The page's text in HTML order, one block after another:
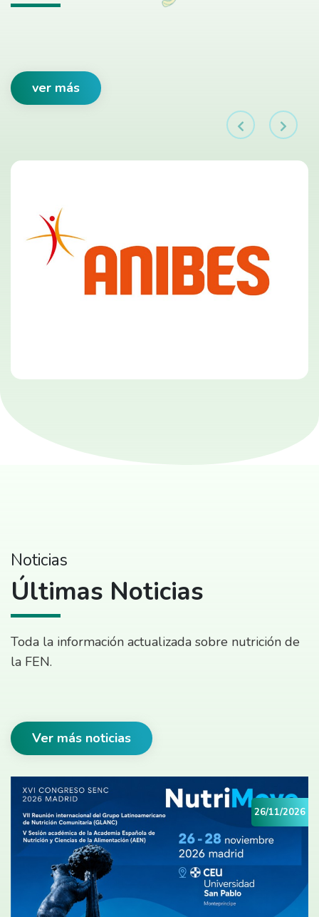
ver más
Noticias
Últimas Noticias
Toda la información actualizada sobre nutrición de
la FEN.
Ver más noticias
26/11/2026